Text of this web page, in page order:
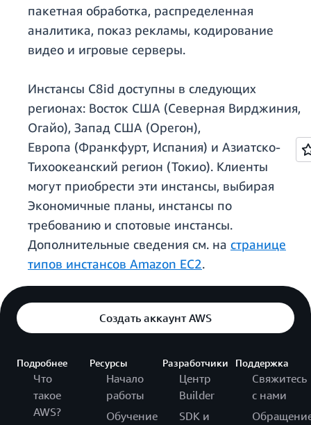
пакетная обработка, распределенная
аналитика, показ рекламы, кодирование
видео и игровые серверы.
Инстансы C8id доступны в следующих
регионах: Восток США (Северная Вирджиния,
Огайо), Запад США (Орегон),
Европа (Франкфурт, Испания) и Азиатско-
Тихоокеанский регион (Токио). Клиенты
могут приобрести эти инстансы, выбирая
Экономичные планы, инстансы по
требованию и спотовые инстансы.
Дополнительные сведения см. на странице
типов инстансов Amazon EC2.
Создать аккаунт AWS
Подробнее
Что
такое
AWS?
Ресурсы
Начало
работы
Обучение
Разработчики
Центр
Builder
SDK и
Поддержка
Свяжитесь
с нами